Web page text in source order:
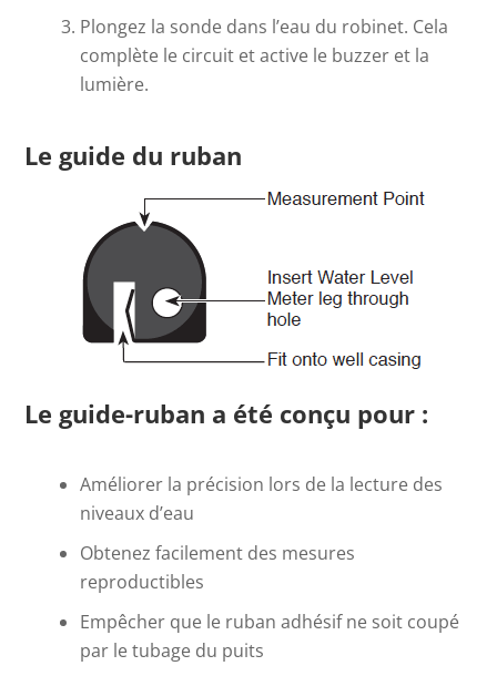
Plongez la sonde dans l’eau du robinet. Cela
complète le circuit et active le buzzer et la
lumière.
Le guide du ruban
Le guide-ruban a été conçu pour :
Améliorer la précision lors de la lecture des
niveaux d’eau
Obtenez facilement des mesures
reproductibles
Empêcher que le ruban adhésif ne soit coupé
par le tubage du puits